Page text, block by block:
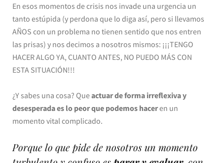
En esos momentos de crisis nos invade una urgencia un
tanto estúpida (y perdona que lo diga así, pero si llevamos
AÑOS con un problema no tienen sentido que nos entren
las prisas) y nos decimos a nosotros mismos: ¡¡¡TENGO
HACER ALGO YA, CUANTO ANTES, NO PUEDO MÁS CON
ESTA SITUACIÓN!!!
¿Y sabes una cosa? Queactuar de forma irreflexiva y
desesperada es lo peor que podemos haceren un
momento vital complicado.
Porque lo que pide de nosotros un momento